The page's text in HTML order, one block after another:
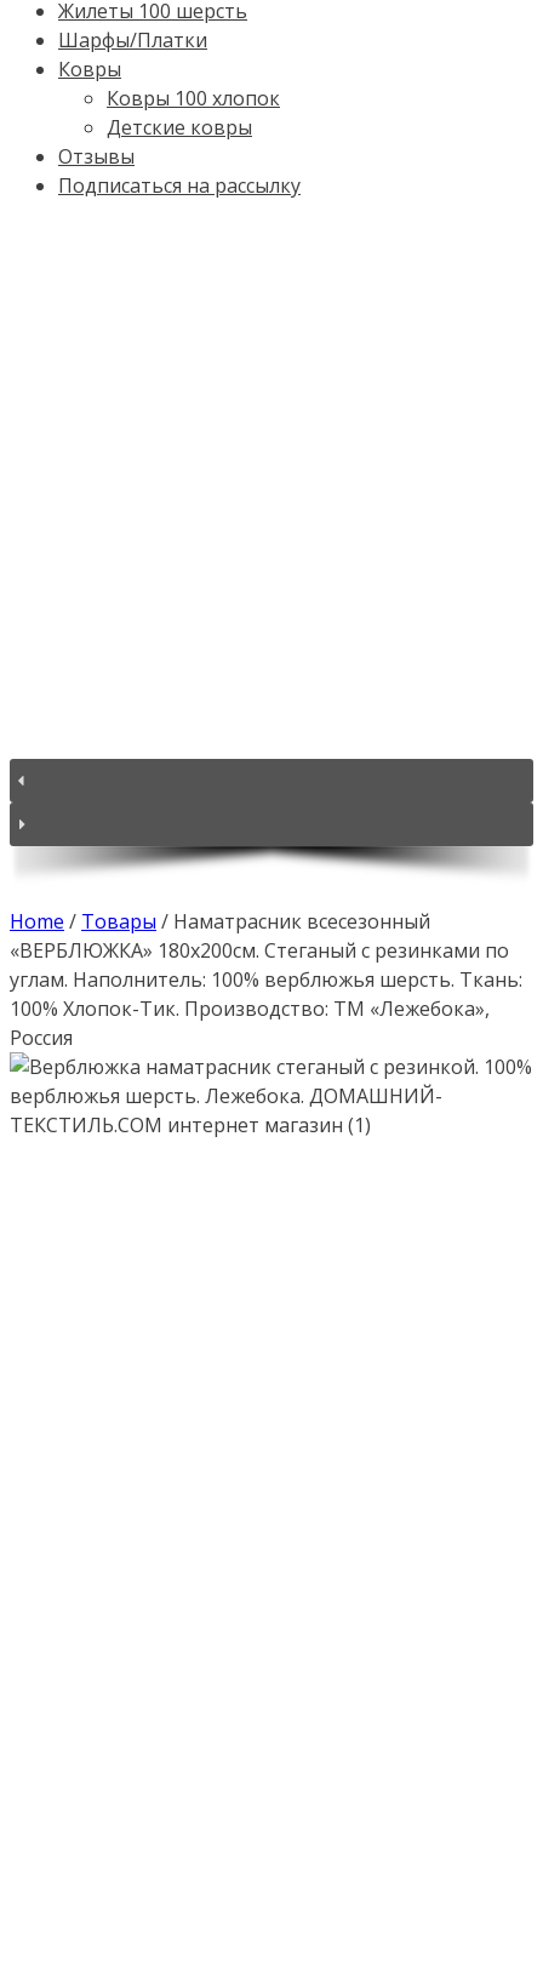
Жилеты 100 шерсть
Шарфы/Платки
Ковры
Ковры 100 хлопок
Детские ковры
Отзывы
Подписаться на рассылку
Home / Товары / Наматрасник всесезонный
«ВЕРБЛЮЖКА» 180х200см. Стеганый с резинками по
углам. Наполнитель: 100% верблюжья шерсть. Ткань:
100% Хлопок-Тик. Производство: ТМ «Лежебока»,
Россия